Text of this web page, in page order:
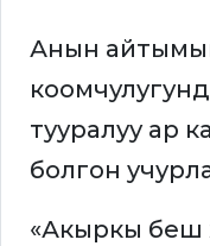
Анын
тууралуу ар
болгон
«Акыркы